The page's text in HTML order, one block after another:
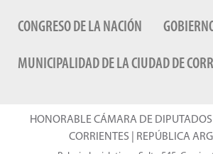
CONGRESO DE LA NACIÓN
MUNICIPALIDAD DE LA CIUDAD DE
HONORABLE CÁMARA DE
CORRIENTES | REPÚBLICA